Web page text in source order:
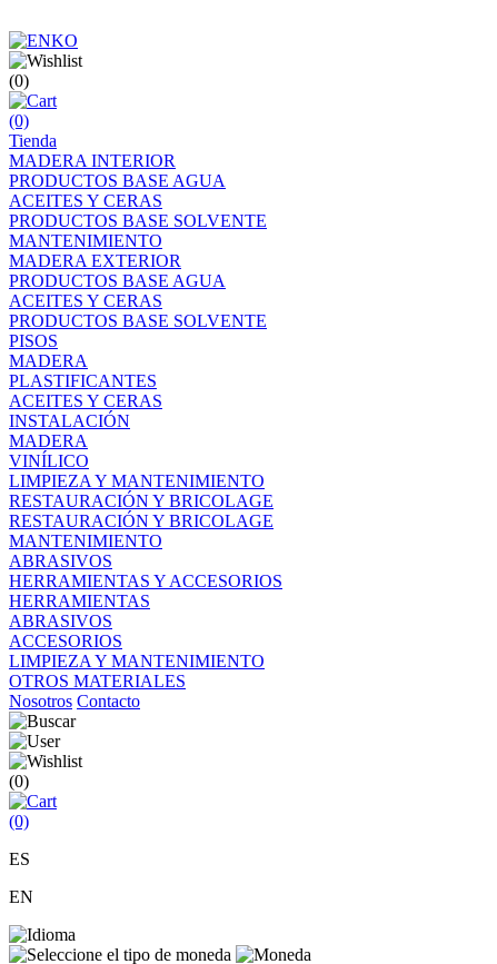
(0)
(0)
Tienda
MADERA INTERIOR
PRODUCTOS BASE AGUA
ACEITES Y CERAS
PRODUCTOS BASE SOLVENTE
MANTENIMIENTO
MADERA EXTERIOR
PRODUCTOS BASE AGUA
ACEITES Y CERAS
PRODUCTOS BASE SOLVENTE
PISOS
MADERA
PLASTIFICANTES
ACEITES Y CERAS
INSTALACIÓN
MADERA
VINÍLICO
LIMPIEZA Y MANTENIMIENTO
RESTAURACIÓN Y BRICOLAGE
RESTAURACIÓN Y BRICOLAGE
MANTENIMIENTO
ABRASIVOS
HERRAMIENTAS Y ACCESORIOS
HERRAMIENTAS
ABRASIVOS
ACCESORIOS
LIMPIEZA Y MANTENIMIENTO
OTROS MATERIALES
Nosotros Contacto
(0)
(0)
ES
EN